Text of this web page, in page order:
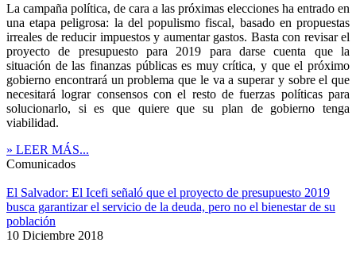
La campaña política, de cara a las próximas elecciones ha entrado en
una etapa peligrosa: la del populismo fiscal, basado en propuestas
irreales de reducir impuestos y aumentar gastos. Basta con revisar el
proyecto de presupuesto para 2019 para darse cuenta que la
situación de las finanzas públicas es muy crítica, y que el próximo
gobierno encontrará un problema que le va a superar y sobre el que
necesitará lograr consensos con el resto de fuerzas políticas para
solucionarlo, si es que quiere que su plan de gobierno tenga
viabilidad.
» LEER MÁS...
Comunicados
El Salvador: El Icefi señaló que el proyecto de presupuesto 2019
busca garantizar el servicio de la deuda, pero no el bienestar de su
población
10 Diciembre 2018